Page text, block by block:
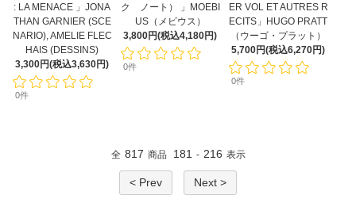
: LA MENACE 」JONA
THAN GARNIER (SCE
NARIO), AMELIE FLEC
HAIS (DESSINS)
3,300円(税込3,630円)
0件
ク ノート） 」MOEBI
US（メビウス）
3,800円(税込4,180円)
0件
ER VOL ET AUTRES R
ECITS」HUGO PRATT
（ウーゴ・プラット）
5,700円(税込6,270円)
0件
全 817 商品 181 - 216 表示
< Prev Next >